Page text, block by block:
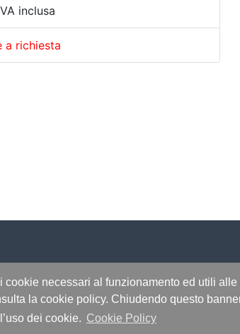
necessari al funzionamento ed utili
la cookie policy. Chiudendo questo
dei cookie. Cookie Policy
inclusa
a richiesta
- P.IVA 04197070370 - byImmagica & Partner